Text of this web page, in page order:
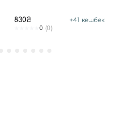
830₴ +41 кешбек
0 (0)